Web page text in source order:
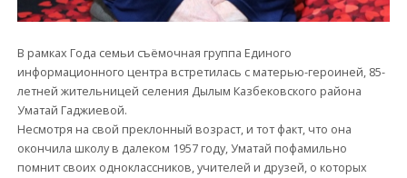
В рамках Года семьи съёмочная группа Единого
информационного центра встретилась с матерью-героиней, 85-
летней жительницей селения Дылым Казбековского района
Уматай Гаджиевой.
Несмотря на свой преклонный возраст, и тот факт, что она
окончила школу в далеком 1957 году, Уматай пофамильно
помнит своих одноклассников, учителей и друзей, о которых